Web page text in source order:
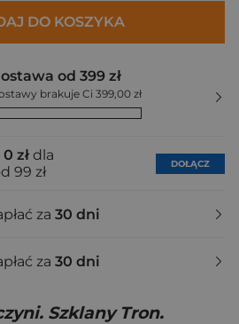
DO KOSZYKA
od 399 zł
brakuje Ci 399,00 zł
zł dla
99 zł
DOŁĄCZ
za 30 dni
za 30 dni
Szklany Tron.